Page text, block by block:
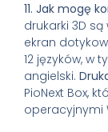
11. Jak mogę
drukarki 3D
ekran
12 języków, w
angielski.
PioNext Box,
operacyjnymi